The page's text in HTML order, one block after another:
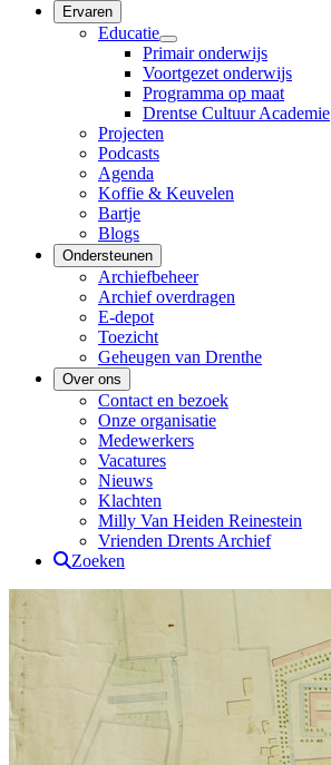
Ervaren
Educatie
Primair onderwijs
Voortgezet onderwijs
Programma op maat
Drentse Cultuur Academie
Projecten
Podcasts
Agenda
Koffie & Keuvelen
Bartje
Blogs
Ondersteunen
Archiefbeheer
Archief overdragen
E-depot
Toezicht
Geheugen van Drenthe
Over ons
Contact en bezoek
Onze organisatie
Medewerkers
Vacatures
Nieuws
Klachten
Milly Van Heiden Reinestein
Vrienden Drents Archief
Zoeken
Drents Archief